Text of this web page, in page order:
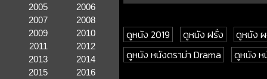
2005
2006
2007
2008
2009
2010
2011
2012
2013
2014
2015
2016
ดูหนัง 2019 ดูหนัง ฝรั่ง
ดูหนัง
ดูหนัง หนังดราม่า Drama
ดูหนัง ห